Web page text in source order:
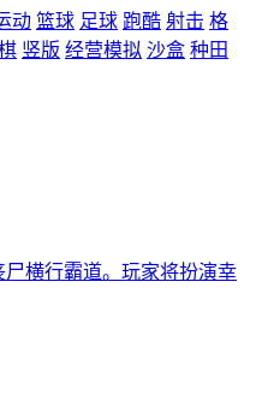
动 篮球 足球 跑酷 射击 格
竖版 经营模拟 沙盒 种田
横行霸道。玩家将扮演幸